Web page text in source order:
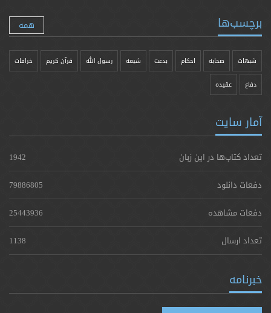
برچسب‌ها همه
شبهات صحابه احکام بدعت شیعه رسول الله قرآن کریم خرافات
دفاع عقیده
آمار سایت
تعداد کتاب‌ها در این زبان
1942
دفعات دانلود
79886805
دفعات مشاهده
25443936
تعداد ارسال
1138
خبرنامه